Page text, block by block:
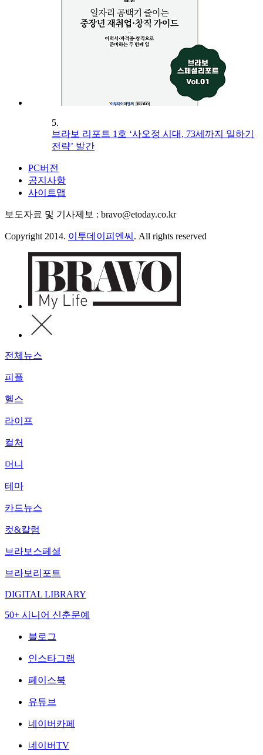
5.
브라보 리포트 1호 ‘사오정 시대, 73세까지 일하기
전략’ 발간
PC버전
공지사항
사이트맵
보도자료 및 기사제보 : bravo@etoday.co.kr
Copyright 2014. 이투데이피엔씨 . All rights reserved
전체뉴스
피플
헬스
라이프
컬처
머니
테마
카드뉴스
컷&칼럼
브라보스페셜
브라보리포트
DIGITAL LIBRARY
50+ 시니어 신춘문예
블로그
인스타그램
페이스북
유튜브
네이버카페
네이버TV